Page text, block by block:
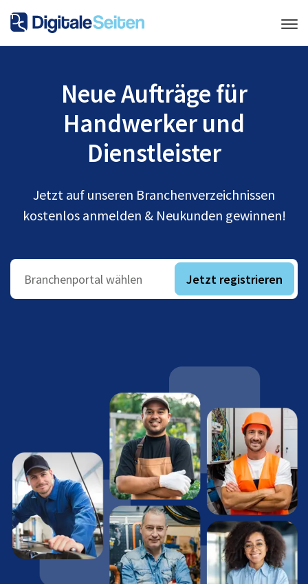
Neue Aufträge für
Handwerker und
Dienstleister
Jetzt auf unseren Branchenverzeichnissen
kostenlos anmelden & Neukunden gewinnen!
Branchenportal wählen Jetzt registrieren